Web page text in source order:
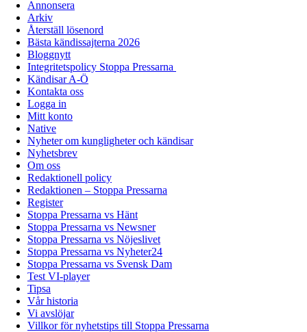
Annonsera
Arkiv
Återställ lösenord
Bästa kändissajterna 2026
Bloggnytt
Integritetspolicy Stoppa Pressarna
Kändisar A-Ö
Kontakta oss
Logga in
Mitt konto
Native
Nyheter om kungligheter och kändisar
Nyhetsbrev
Om oss
Redaktionell policy
Redaktionen – Stoppa Pressarna
Register
Stoppa Pressarna vs Hänt
Stoppa Pressarna vs Newsner
Stoppa Pressarna vs Nöjeslivet
Stoppa Pressarna vs Nyheter24
Stoppa Pressarna vs Svensk Dam
Test VI-player
Tipsa
Vår historia
Vi avslöjar
Villkor för nyhetstips till Stoppa Pressarna